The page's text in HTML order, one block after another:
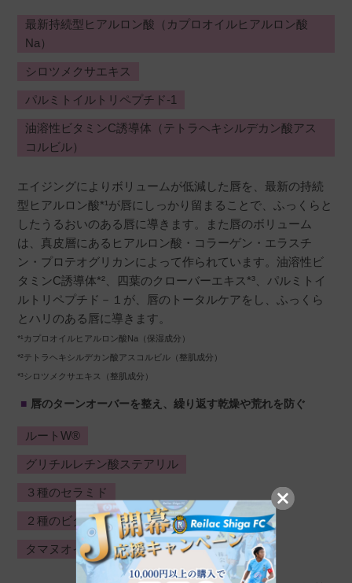
最新持続型ヒアルロン酸（カプロオイルヒアルロン酸
Na）
シロツメクサエキス
パルミトイルトリペプチド-1
油溶性ビタミンC誘導体（テトラヘキシルデカン酸アス
コルビル）
エイジングによりボリュームが低減した唇を、最新の持続
型ヒアルロン酸*¹が唇にしっかり留まることで、ふっくらと
したうるおいのある唇に導きます。また唇のボリューム
は、真皮層にあるヒアルロン酸・コラーゲン・エラスチ
ン・プロテオグリカンによって作られています。油溶性ビ
タミンC誘導体*²、四葉のクローバーエキス*³、パルミトイ
ルトリペプチド－１が、唇のトータルケアをし、ふっくら
とハリのある唇に導きます。
*¹カプロオイルヒアルロン酸Na（保湿成分）
*²テトラヘキシルデカン酸アスコルビル（整肌成分）
*³シロツメクサエキス（整肌成分）
唇のターンオーバーを整え、繰り返す乾燥や荒れを防ぐ
ルートW®
グリチルレチン酸ステアリル
３種のセラミド
２種のビタミンB6誘導体
タマヌオイル